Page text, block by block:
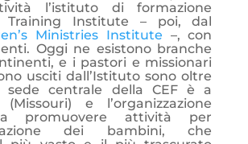
l’istituto di formazione
Training Institute – poi, dal
Ministries Institute –, con
Oggi ne esistono branche
e i pastori e missionari
usciti dall’Istituto sono oltre
sede centrale della CEF è a
e l’organizzazione
promuovere attività per
dei bambini, che